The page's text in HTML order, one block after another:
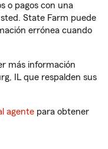
o pagos con una
State Farm puede
errónea cuando
más información
IL que respalden sus
agente para obtener